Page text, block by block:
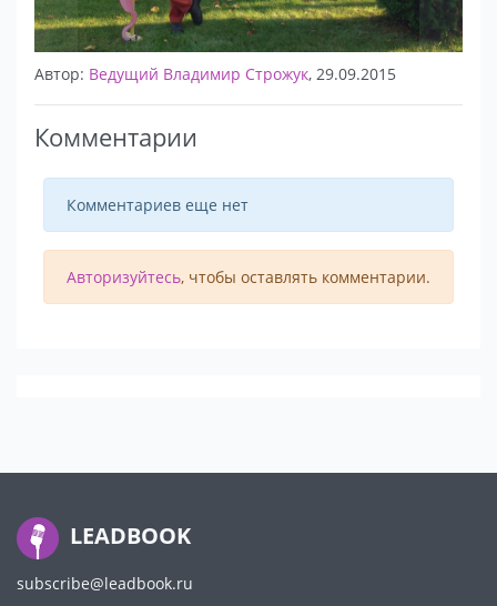
Автор: Ведущий Владимир Строжук, 29.09.2015
Комментарии
Комментариев еще нет
Авторизуйтесь, чтобы оставлять комментарии.
LEADBOOK
subscribe@leadbook.ru